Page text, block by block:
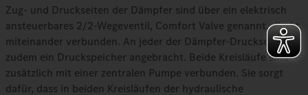
Zug- und Druckseiten der Dämpfer sind über ein elektrisch
ansteuerbares 2/2-Wegeventil, Comfort Valve genannt, direkt
miteinander verbunden. An jeder der Dämpfer-Druckseiten ist
zudem ein Druckspeicher angebracht. Beide Kreisläufe sind
zusätzlich mit einer zentralen Pumpe verbunden. Sie sorgt
dafür, dass in beiden Kreisläufen der hydraulische